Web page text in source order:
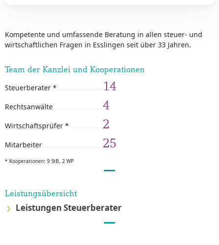
Kompetente und umfassende Beratung in allen steuer- und
wirtschaftlichen Fragen in Esslingen seit über 33 Jahren.
Team der Kanzlei und Kooperationen
Steuerberater * 14
Rechtsanwälte 4
Wirtschaftsprüfer * 2
Mitarbeiter 25
* Kooperationen: 9 StB, 2 WP
Leistungsübersicht
Leistungen Steuerberater